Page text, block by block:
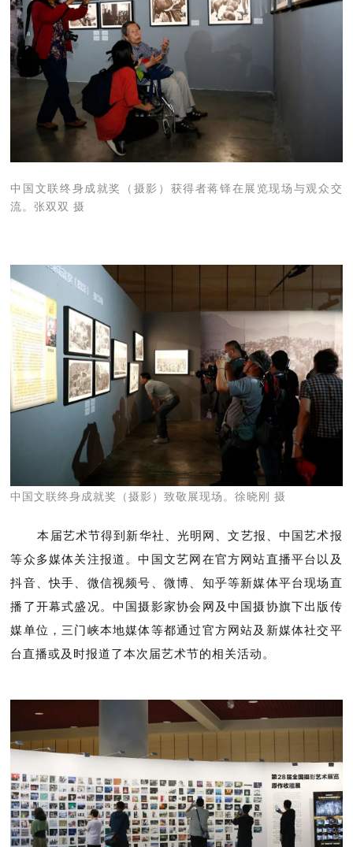
中国文联终身成就奖（摄影）获得者蒋铎在展览现场与观众交
流。张双双 摄
中国文联终身成就奖（摄影）致敬展现场。徐晓刚 摄
本届艺术节得到新华社、光明网、文艺报、中国艺术报
等众多媒体关注报道。中国文艺网在官方网站直播平台以及
抖音、快手、微信视频号、微博、知乎等新媒体平台现场直
播了开幕式盛况。中国摄影家协会网及中国摄协旗下出版传
媒单位，三门峡本地媒体等都通过官方网站及新媒体社交平
台直播或及时报道了本次届艺术节的相关活动。